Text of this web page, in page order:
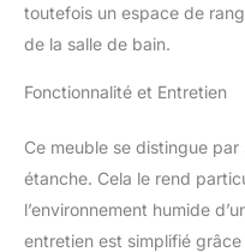
toutefois un espace de
de la salle de bain.
Fonctionnalité et Entretien
Ce meuble se distingue
étanche. Cela le rend
l’environnement humide
entretien est simplifié